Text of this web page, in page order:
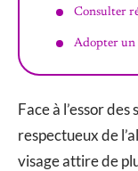
Consulter
Adopter un
Face à l’essor
respectueux de
visage attire de